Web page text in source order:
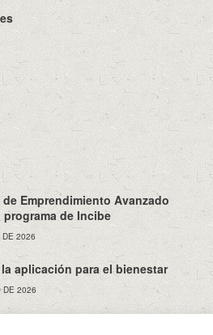
Emprendimiento Avanzado
de Incibe
DE 2026
aplicación para el bienestar
DE 2026